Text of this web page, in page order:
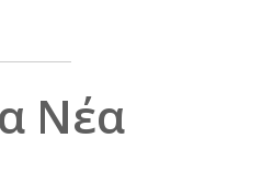
Νέα